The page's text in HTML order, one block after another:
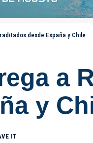
desde España y Chile
a
y